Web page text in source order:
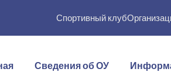
Спортивный клуб
Сведения об ОУ